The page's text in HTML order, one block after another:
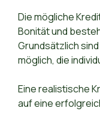
Die mögliche
Bonität und
Grundsätzlich
möglich, die
Eine realistische
auf eine